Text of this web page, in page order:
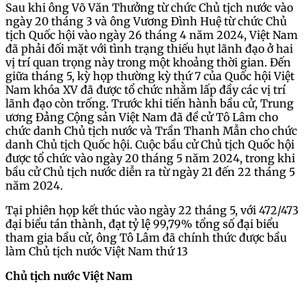
Sau khi ông Võ Văn Thưởng từ chức Chủ tịch nước vào
ngày 20 tháng 3 và ông Vương Đình Huệ từ chức Chủ
tịch Quốc hội vào ngày 26 tháng 4 năm 2024, Việt Nam
đã phải đối mặt với tình trạng thiếu hụt lãnh đạo ở hai
vị trí quan trọng này trong một khoảng thời gian. Đến
giữa tháng 5, kỳ họp thường kỳ thứ 7 của Quốc hội Việt
Nam khóa XV đã được tổ chức nhằm lấp đầy các vị trí
lãnh đạo còn trống. Trước khi tiến hành bầu cử, Trung
ương Đảng Cộng sản Việt Nam đã đề cử Tô Lâm cho
chức danh Chủ tịch nước và Trần Thanh Mẫn cho chức
danh Chủ tịch Quốc hội. Cuộc bầu cử Chủ tịch Quốc hội
được tổ chức vào ngày 20 tháng 5 năm 2024, trong khi
bầu cử Chủ tịch nước diễn ra từ ngày 21 đến 22 tháng 5
năm 2024.
Tại phiên họp kết thúc vào ngày 22 tháng 5, với 472/473
đại biểu tán thành, đạt tỷ lệ 99,79% tổng số đại biểu
tham gia bầu cử, ông Tô Lâm đã chính thức được bầu
làm Chủ tịch nước Việt Nam thứ 13
Chủ tịch nước Việt Nam